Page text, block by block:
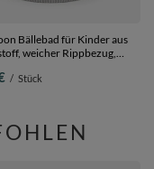
Bällebad für Kinder aus
weicher Rippbezug,
Pastellbeige/Weiß/Perle, 90
/ Stück